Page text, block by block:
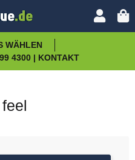
WÄHLEN
4300 | KONTAKT